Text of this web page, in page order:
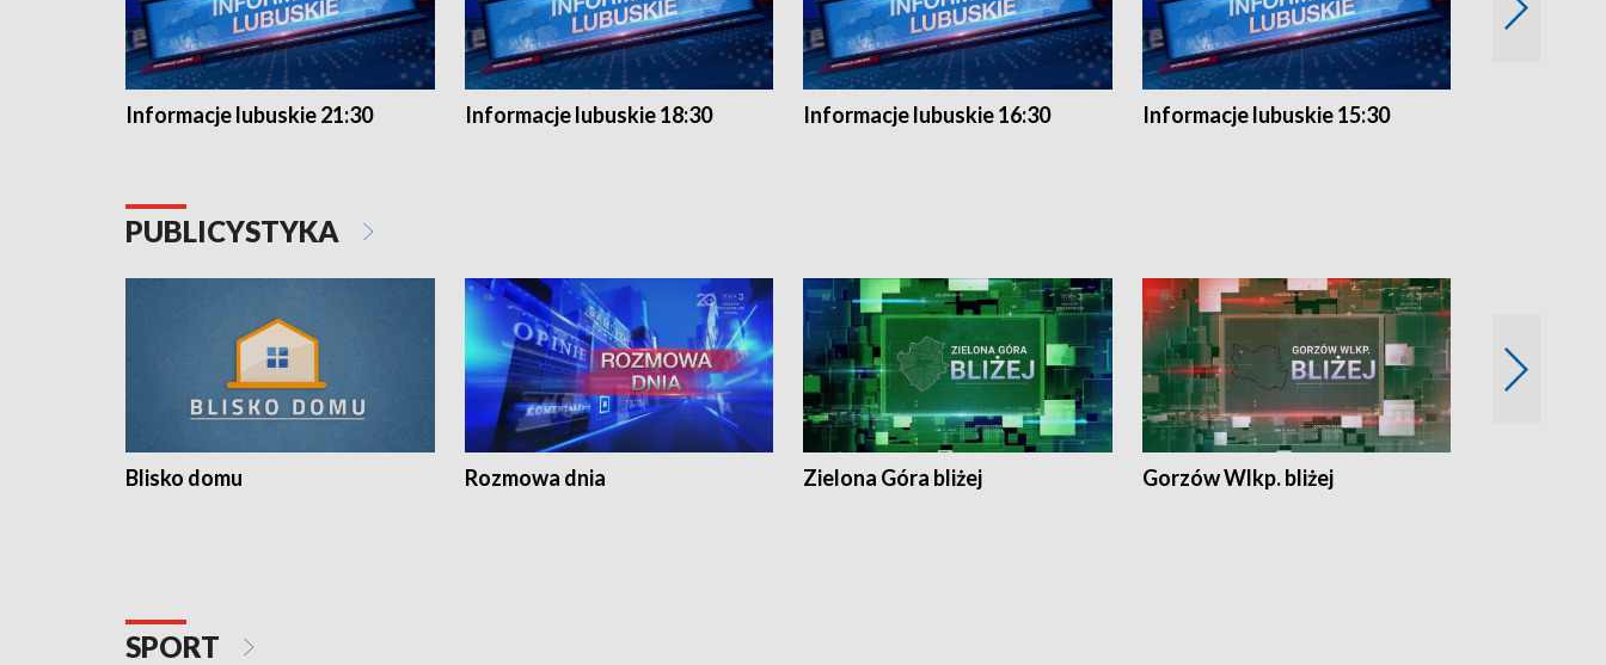
Informacje lubuskie 21:30 Informacje lubuskie 18:30 Informacje lubuskie 16:30 Informacje lubuskie 15:30
PUBLICYSTYKA
Blisko domu Rozmowa dnia Zielona Góra bliżej Gorzów Wlkp. bliżej
SPORT